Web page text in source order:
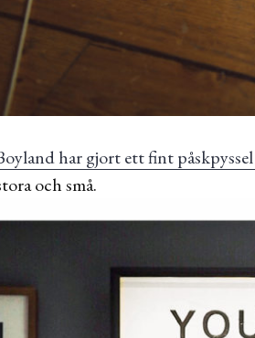
har gjort ett fint påskpyssel
och små.